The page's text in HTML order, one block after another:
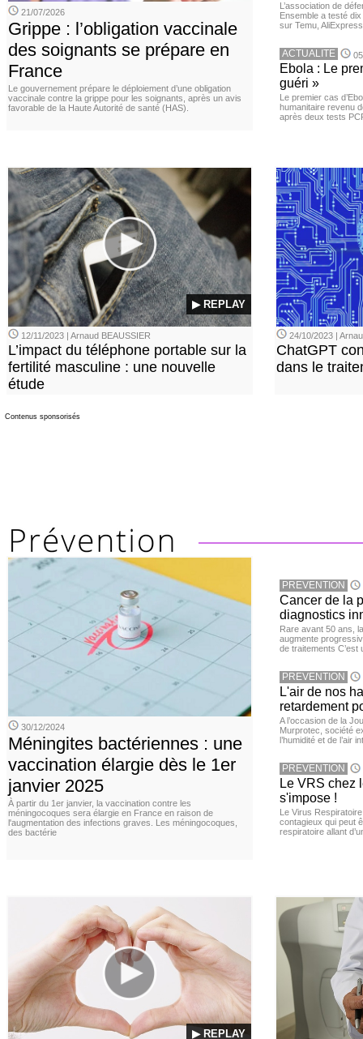
21/07/2026
Grippe : l’obligation vaccinale
des soignants se prépare en
France
Le gouvernement prépare le déploiement d’une obligation
vaccinale contre la grippe pour les soignants, après un avis
favorable de la Haute Autorité de santé (HAS).
L’association de
Ensemble a testé
sur Temu,
ACTUALITE
Ebola : Le
guéri »
Le premier cas
humanitaire revenu
après deux tests
▶ REPLAY
12/11/2023 | Arnaud BEAUSSIER
L’impact du téléphone portable sur la
fertilité masculine : une nouvelle
étude
24/10/2023 |
ChatGPT
dans le
Contenus sponsorisés
30/12/2024
Méningites bactériennes : une
vaccination élargie dès le 1er
janvier 2025
À partir du 1er janvier, la vaccination contre les
méningocoques sera élargie en France en raison de
l'augmentation des infections graves. Les méningocoques,
des bactérie
PREVENTION
Cancer de la
diagnostics
Rare avant 50 ans,
augmente
de traitements
PREVENTION
L'air de nos
retardement
A l’occasion de la
Murprotec, société
l’humidité et de l’air
PREVENTION
Le VRS chez
s'impose !
Le Virus
contagieux qui peut
respiratoire allant
▶ REPLAY